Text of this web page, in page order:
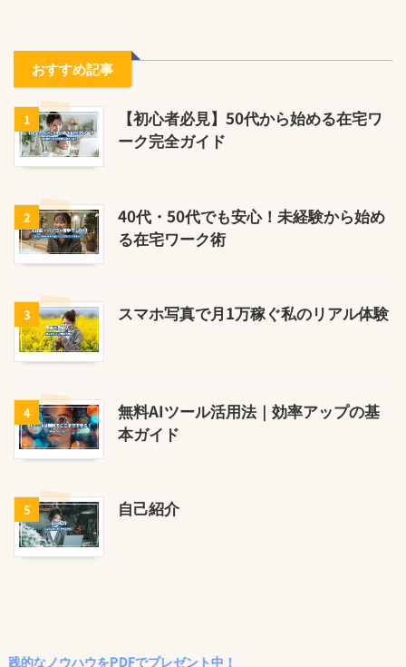
おすすめ記事
1
【初心者必見】50代から始める在宅ワ
ーク完全ガイド
2
40代・50代でも安心！未経験から始め
る在宅ワーク術
3 スマホ写真で月1万稼ぐ私のリアル体験
4
無料AIツール活用法｜効率アップの基
本ガイド
5 自己紹介
ウハウをPDFでプレゼント中！